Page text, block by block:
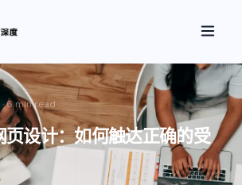
·6 minread
页设计：如何触达正确的受